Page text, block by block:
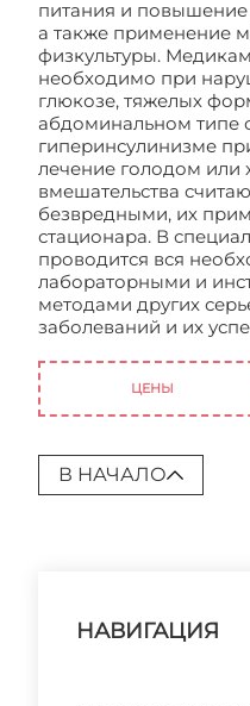
питания и повышение
а также применение
физкультуры.
необходимо при
глюкозе, тяжелых
абдоминальном типе
гиперинсулинизме
лечение голодом или
вмешательства
безвредными, их
стационара. В
проводится вся
лабораторными и
методами других
заболеваний и их
ЦЕНЫ
В НАЧАЛО
НАВИГАЦИЯ